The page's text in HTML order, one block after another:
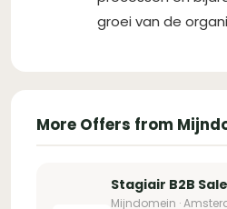
groei van de
More Offers from
Stagiair B2B
Mijndomein ·